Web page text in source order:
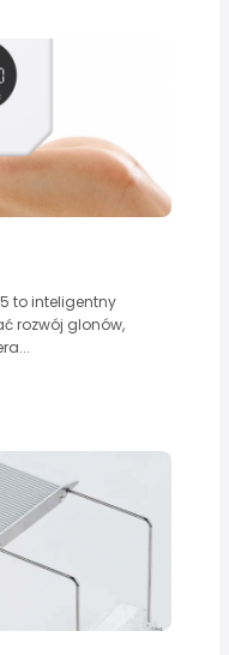
to inteligentny
rozwój glonów,